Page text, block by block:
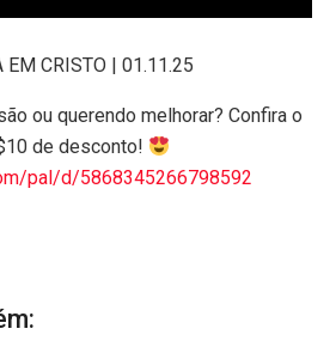
EM CRISTO | 01.11.25
ou querendo melhorar? Confira o
de desconto!
pal/d/5868345266798592